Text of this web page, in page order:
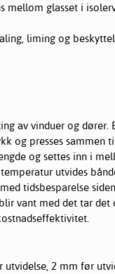
mellom glasset i
liming og
av vinduer og dører.
og presses sammen
og settes inn i
utvides
tidsbesparelse
vant med det tar
utvidelse, 2 mm før